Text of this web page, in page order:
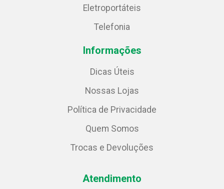
Eletroportáteis
Telefonia
Informações
Dicas Úteis
Nossas Lojas
Política de Privacidade
Quem Somos
Trocas e Devoluções
Atendimento